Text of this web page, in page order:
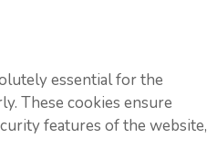
essential for the
These cookies ensure
features of the website,